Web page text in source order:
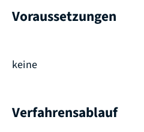
Voraussetzungen
keine
Verfahrensablauf